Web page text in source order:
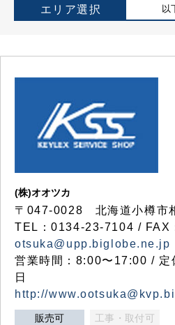
エリア選択 以
(株)オオツカ
〒047-0028 北海道小樽市
TEL：0134-23-7104 / FAX
otsuka@upp.biglobe.ne.jp
営業時間：8:00〜17:00 / 定
日
http://
販売可 工事・取付可